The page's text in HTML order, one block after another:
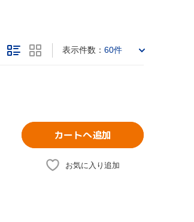
表示件数： 60件
カートへ追加
お気に入り追加